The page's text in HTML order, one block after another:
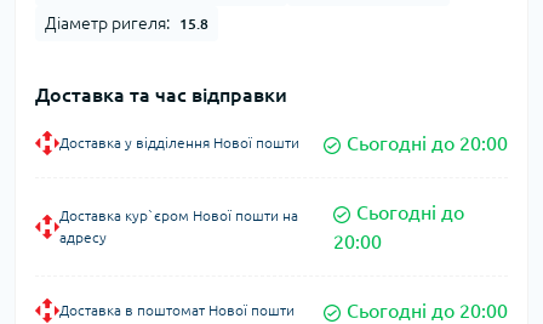
Діаметр ригеля: 15.8
Доставка та час відправки
Доставка у відділення Нової пошти Сьогодні до 20:00
Доставка кур`єром Нової пошти на
адресу
Сьогодні до
20:00
Доставка в поштомат Нової пошти Сьогодні до 20:00